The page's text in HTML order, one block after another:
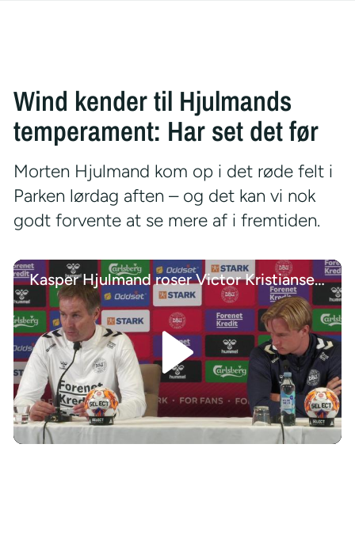
Wind kender til Hjulmands
temperament: Har set det før
Morten Hjulmand kom op i det røde felt i
Parken lørdag aften – og det kan vi nok
godt forvente at se mere af i fremtiden.
Kasper Hjulmand roser Victor Kristiansens udvikling
/